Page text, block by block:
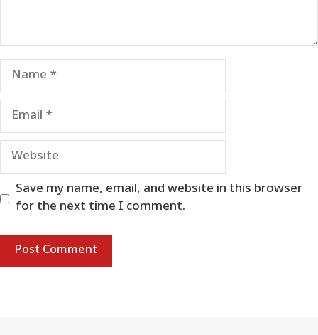
Name
Email
Website
Save my name, email, and website in this browser
for the next time I comment.